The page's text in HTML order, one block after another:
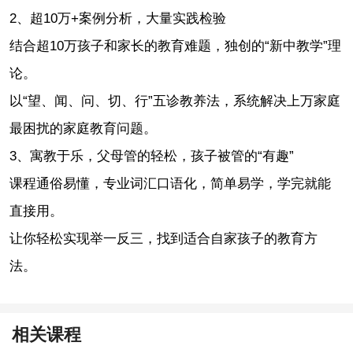
2、超10万+案例分析，大量实践检验
结合超10万孩子和家长的教育难题，独创的“新中教学”理
论。
以“望、闻、问、切、行”五诊教养法，系统解决上万家庭
最困扰的家庭教育问题。
3、寓教于乐，父母管的轻松，孩子被管的“有趣”
课程通俗易懂，专业词汇口语化，简单易学，学完就能
直接用。
让你轻松实现举一反三，找到适合自家孩子的教育方
法。
相关课程